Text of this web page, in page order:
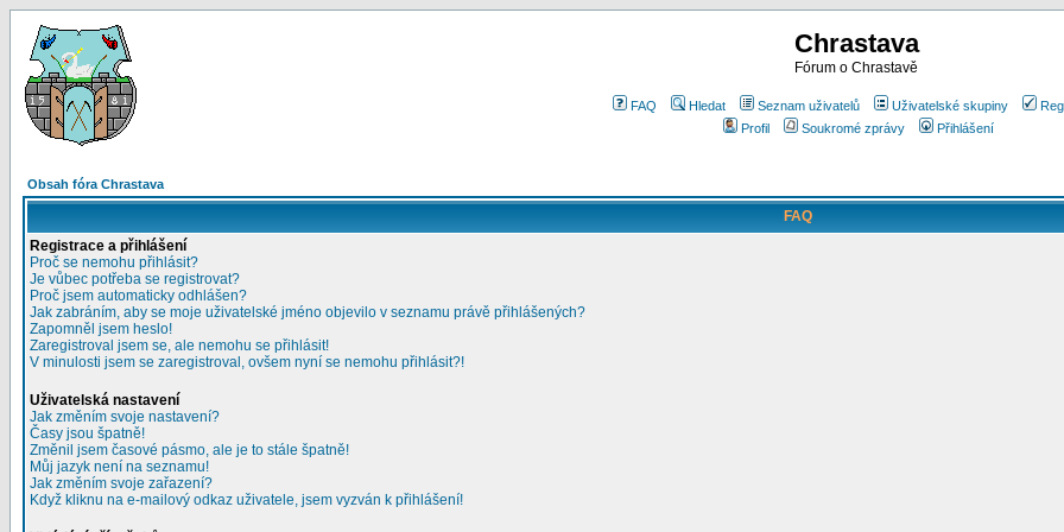
Chrastava
Fórum o Chrastavě
FAQ Hledat Seznam uživatelů Uživatelské skupiny
Profil
Soukromé zprávy Přihlášení
Obsah fóra Chrastava
FAQ
Registrace a přihlášení
Proč se nemohu přihlásit?
Je vůbec potřeba se registrovat?
Proč jsem automaticky odhlášen?
Jak zabráním, aby se moje uživatelské jméno objevilo v seznamu právě přihlášených?
Zapomněl jsem heslo!
Zaregistroval jsem se, ale nemohu se přihlásit!
V minulosti jsem se zaregistroval, ovšem nyní se nemohu přihlásit?!
Uživatelská nastavení
Jak změním svoje nastavení?
Časy jsou špatně!
Změnil jsem časové pásmo, ale je to stále špatně!
Můj jazyk není na seznamu!
Jak změním svoje zařazení?
Když kliknu na e-mailový odkaz uživatele, jsem vyzván k přihlášení!